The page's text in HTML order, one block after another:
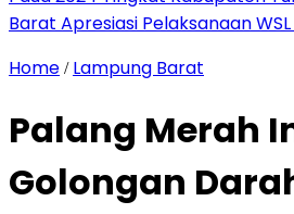
Barat Apresiasi Pelaksanaan
Home / Lampung Barat
Palang Merah
Golongan